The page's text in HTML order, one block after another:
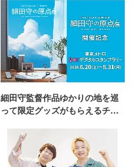
細田守監督作品ゆかりの地を巡
って限定グッズがもらえるチャ